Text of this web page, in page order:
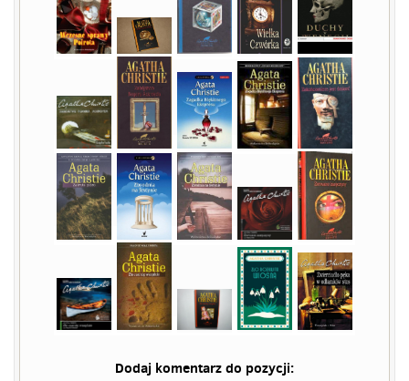
Dodaj komentarz do pozycji: